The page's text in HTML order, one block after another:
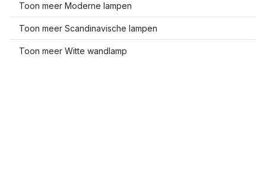
Toon meer Moderne lampen
Toon meer Scandinavische lampen
Toon meer Witte wandlamp